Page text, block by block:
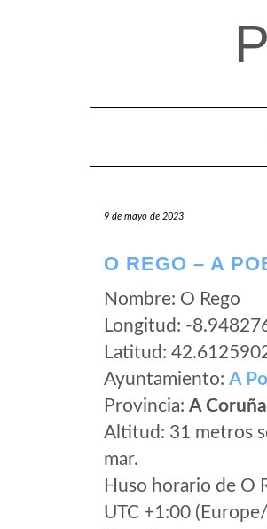
9 de mayo de 2023
O REGO – A
Nombre: O Rego
Longitud: -
Latitud:
Ayuntamiento: A
Provincia: A Coruña
Altitud: 31 metros
mar.
Huso horario de O
UTC +1:00